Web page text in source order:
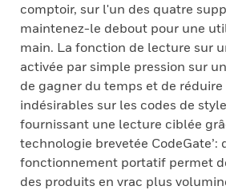
comptoir, sur l'un des quatre
maintenez-le debout pour une
main. La fonction de lecture sur
activée par simple pression sur
de gagner du temps et de
indésirables sur les codes de
fournissant une lecture ciblée
technologie brevetée CodeGate’:
fonctionnement portatif permet
des produits en vrac plus